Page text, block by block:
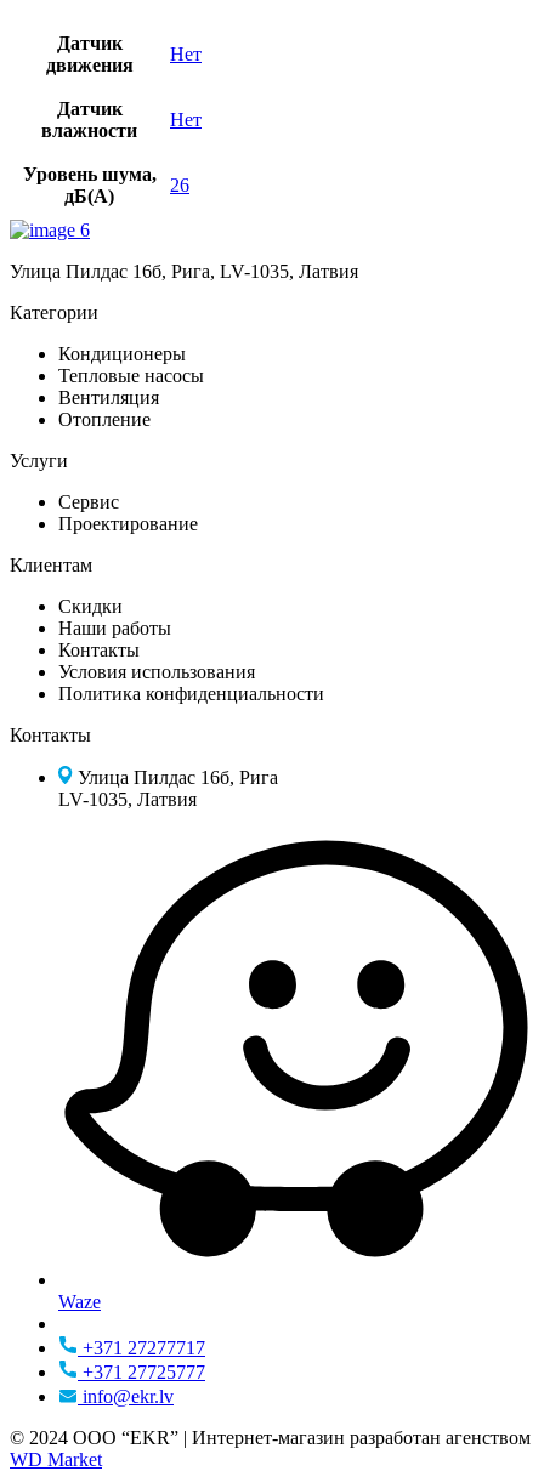
Датчик
движения
Нет
Датчик
влажности
Нет
Уровень шума,
дБ(A)
26
Улица Пилдас 16б, Рига, LV-1035, Латвия
Категории
Кондиционеры
Тепловые насосы
Вентиляция
Отопление
Услуги
Сервис
Проектирование
Клиентам
Скидки
Наши работы
Контакты
Условия использования
Политика конфиденциальности
Контакты
Улица Пилдас 16б, Рига
LV-1035, Латвия
Waze
+371 27277717
+371 27725777
info@ekr.lv
© 2024 ООО “EKR” | Интернет-магазин разработан агенством
WD Market